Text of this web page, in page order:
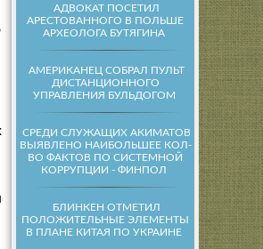
АДВОКАТ ПОСЕТИЛ
АРЕСТОВАННОГО В ПОЛЬШЕ
АРХЕОЛОГА БУТЯГИНА
АМЕРИКАНЕЦ СОБРАЛ ПУЛЬТ
ДИСТАНЦИОННОГО
УПРАВЛЕНИЯ БУЛЬДОГОМ
СРЕДИ СЛУЖАЩИХ АКИМАТОВ
ВЫЯВЛЕНО НАИБОЛЬШЕЕ КОЛ-
ВО ФАКТОВ ПО СИСТЕМНОЙ
КОРРУПЦИИ - ФИНПОЛ
БЛИНКЕН ОТМЕТИЛ
ПОЛОЖИТЕЛЬНЫЕ ЭЛЕМЕНТЫ
В ПЛАНЕ КИТАЯ ПО УКРАИНЕ